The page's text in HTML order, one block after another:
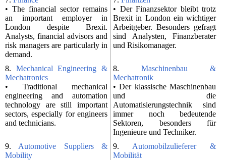
• The financial sector remains
an important employer in
London despite Brexit.
Analysts, financial advisors and
risk managers are particularly in
demand.
• Der Finanzsektor bleibt trotz
Brexit in London ein wichtiger
Arbeitgeber. Besonders gefragt
sind Analysten, Finanzberater
und Risikomanager.
8. Mechanical Engineering &
Mechatronics
• Traditional mechanical
engineering and automation
technology are still important
sectors, especially for engineers
and technicians.
8. Maschinenbau &
Mechatronik
• Der klassische Maschinenbau
und die
Automatisierungstechnik sind
immer noch bedeutende
Sektoren, besonders für
Ingenieure und Techniker.
9. Automotive Suppliers &
Mobility
9. Automobilzulieferer &
Mobilität